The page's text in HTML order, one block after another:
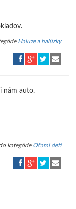
Haluze a halúzky
nám auto.
kategórie Očami detí